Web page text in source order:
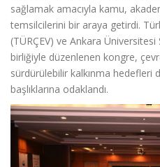
sağlamak amacıyla kamu,
temsilcilerini bir araya getirdi.
(TÜRÇEV) ve Ankara
birliğiyle düzenlenen kongre,
sürdürülebilir kalkınma
başlıklarına odaklandı.